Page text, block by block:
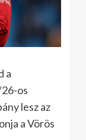
a
os
lesz az
a Vörös